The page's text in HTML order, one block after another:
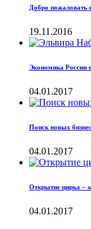
Добро пожаловать
19.11.2016
Экономика России
04.01.2017
Поиск новых
04.01.2017
Открытие цирка –
04.01.2017